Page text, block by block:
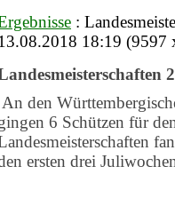
:
18:19 (9597
An den
6 Schützen für
ersten drei